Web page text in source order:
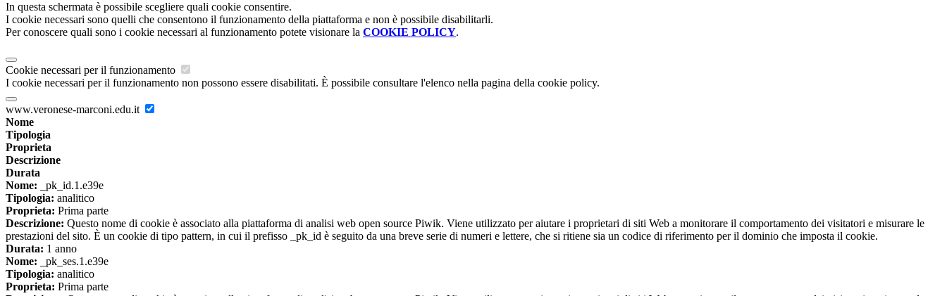
In questa schermata è possibile scegliere quali cookie consentire.
I cookie necessari sono quelli che consentono il funzionamento della piattaforma e non è possibile disabilitarli.
Per conoscere quali sono i cookie necessari al funzionamento potete visionare la COOKIE POLICY.
Cookie necessari per il funzionamento
I cookie necessari per il funzionamento non possono essere disabilitati. È possibile consultare l'elenco nella pagina della cookie policy.
www.veronese-marconi.edu.it
Nome
Tipologia
Proprieta
Descrizione
Durata
Nome: _pk_id.1.e39e
Tipologia: analitico
Proprieta: Prima parte
Descrizione: Questo nome di cookie è associato alla piattaforma di analisi web open source Piwik. Viene utilizzato per aiutare i proprietari di siti Web a monitorare il comportamento dei visitatori e misurare le
prestazioni del sito. È un cookie di tipo pattern, in cui il prefisso _pk_id è seguito da una breve serie di numeri e lettere, che si ritiene sia un codice di riferimento per il dominio che imposta il cookie.
Durata: 1 anno
Nome: _pk_ses.1.e39e
Tipologia: analitico
Proprieta: Prima parte